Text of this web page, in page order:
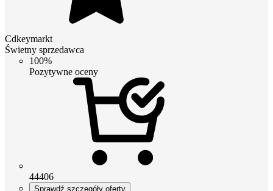
Cdkeymarkt
Świetny sprzedawca
100%
Pozytywne oceny
44406
Sprawdź szczegóły oferty